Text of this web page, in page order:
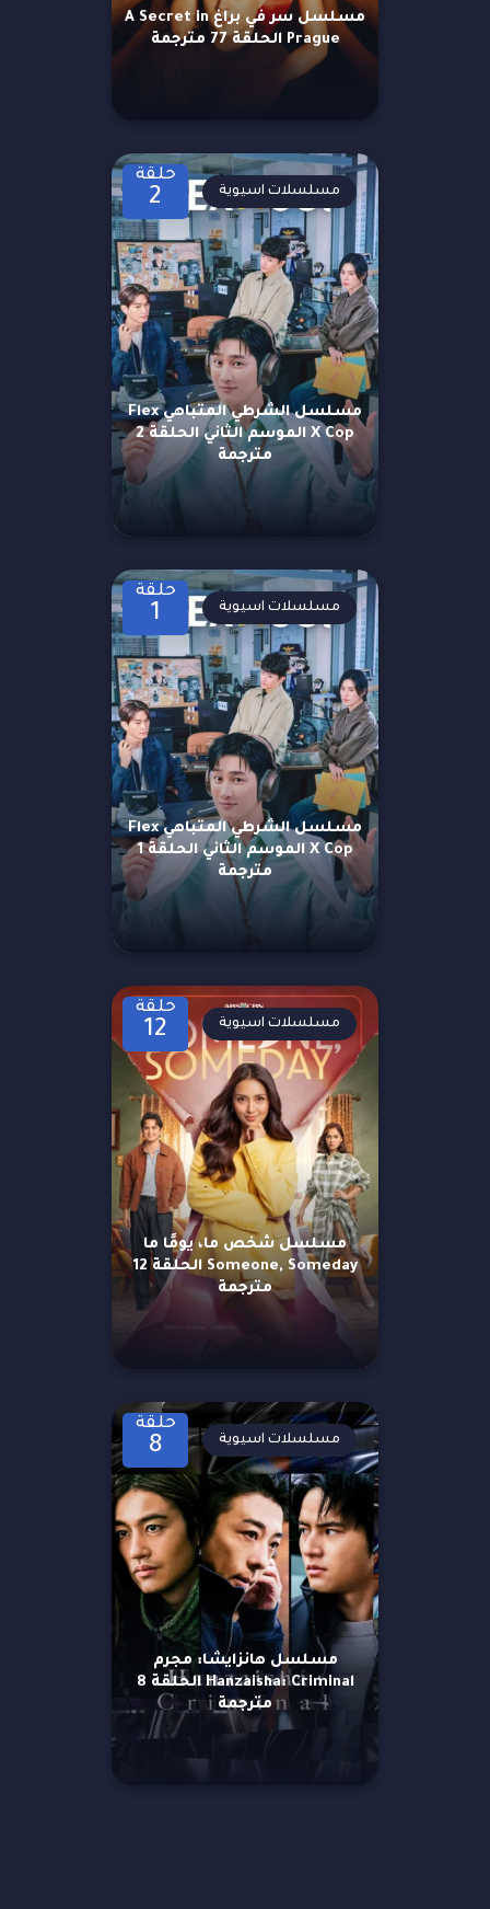
مسلسل سر في براغ A Secret in
Prague الحلقة 77 مترجمة
حلقة
2
مسلسل الشرطي المتباهي Flex
X Cop الموسم الثاني الحلقة 2
مترجمة
مسلسلات اسيوية
حلقة
1
مسلسل الشرطي المتباهي Flex
X Cop الموسم الثاني الحلقة 1
مترجمة
مسلسلات اسيوية
حلقة
12
مسلسل شخص ما، يومًا ما
Someone, Someday الحلقة 12
مترجمة
مسلسلات اسيوية
حلقة
8
مسلسل هانزايشا: مجرم
Hanzaisha: Criminal الحلقة 8
مترجمة
مسلسلات اسيوية